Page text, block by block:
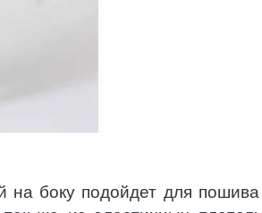
на боку подойдет для пошива